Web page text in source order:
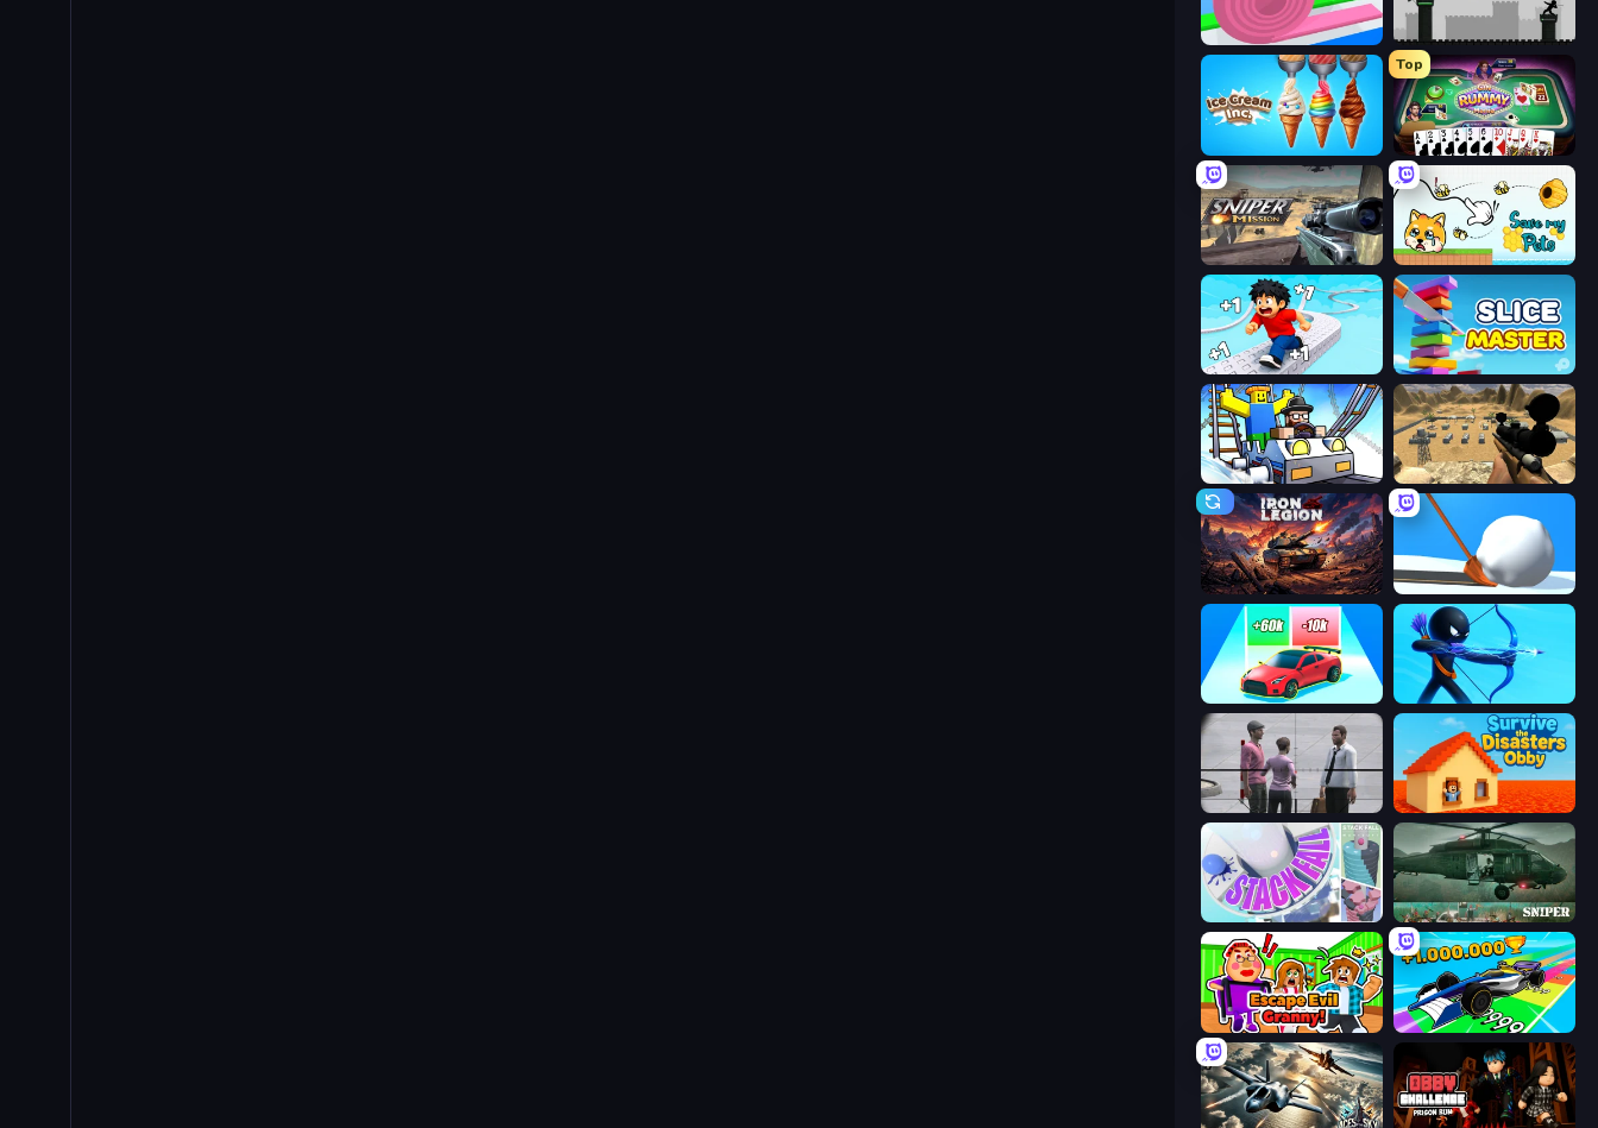
Layers Roll Javelin Fighting
Ice Cream Inc.
Top
Gin Rummy Mania
Sniper Mission Save My Pets
Speed per Click: Obby Slice Master
Obby: Ride Carts Ghost Sniper
Iron Legion Shovel 3D
Archers Random
Survive the Disasters: Obby
Stack Fall SNIPER
Escape Evil Granny! Obby Car Challenge: Drive